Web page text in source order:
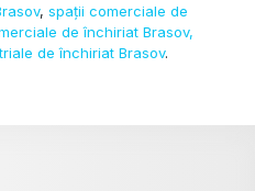
, spații comerciale de
de închiriat Brasov,
de închiriat Brasov.